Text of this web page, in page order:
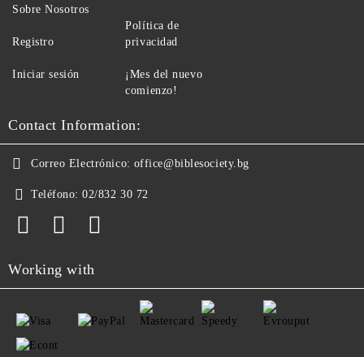
Sobre Nosotros
Registro
Iniciar sesión
Política de
privacidad
¡Mes del nuevo
comienzo!
Contact Information:
Correo Electrónico: office@biblesociety.bg
Teléfono: 02/832 30 72
Working with